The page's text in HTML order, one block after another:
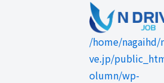
/home/nagaihd/
ve.jp/
olumn/wp-